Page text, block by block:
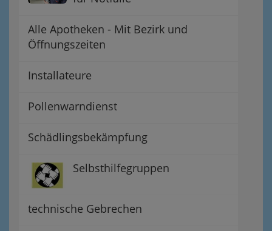
Alle Apotheken - Mit Bezirk und
Öffnungszeiten
Installateure
Pollenwarndienst
Schädlingsbekämpfung
Selbsthilfegruppen
technische Gebrechen